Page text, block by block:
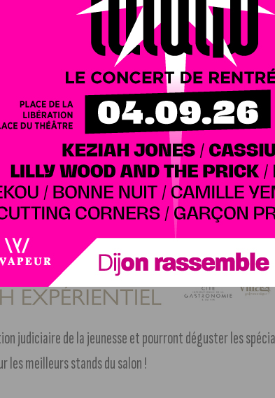
quatre produits d’un panier gourmand régional
Vigilant, chef du Relais Bernard Loiseau**. Il sera
bourguignonne, dont Julien Chauvenet, chef de
L’auberge de la Charme*, et le MOF Guillaume Royer,
100 % Côte-d’Or.
le patrimoine gastronomique de leur région, devant un
de l’Hostellerie de Levernois et du Château
judiciaire de la jeunesse et pourront déguster les
les meilleurs stands du salon !